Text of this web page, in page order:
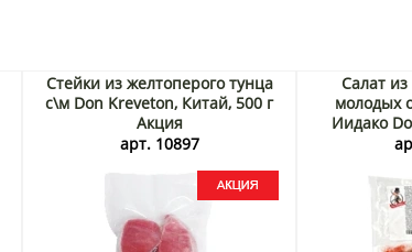
Стейки из желтоперого тунца
с\м Don Kreveton, Китай, 500 г
Акция
арт. 10897
Салат
молодых
Иидако